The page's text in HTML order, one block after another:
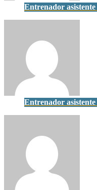
Entrenador asistente
Entrenador asistente